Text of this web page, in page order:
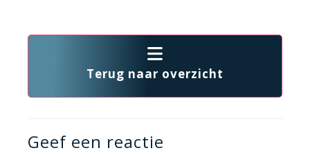
Terug naar overzicht
Geef een reactie